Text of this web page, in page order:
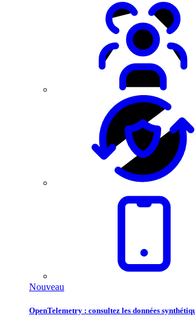
Nouveau
OpenTelemetry : consultez les données